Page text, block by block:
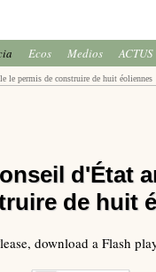
Ecos Medios ACTUS
le permis de construire de huit éoliennes
d'État
de huit
download a Flash